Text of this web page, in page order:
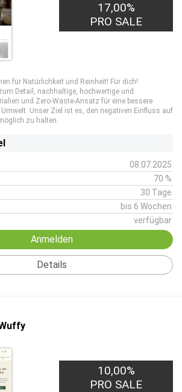
17,00%
PRO SALE
für Natürlichkeit und Reinheit! Für dich!
Detail, nachhaltige, hochwertige und
und Zero-Waste-Ansatz für eine bessere
Unser Ziel ist es, den negativen Einfluss auf
zu halten.
08.07.2025
70 %
30 Tage
bis 6 Wochen
verfügbar
Anmelden
Details
10,00%
PRO SALE